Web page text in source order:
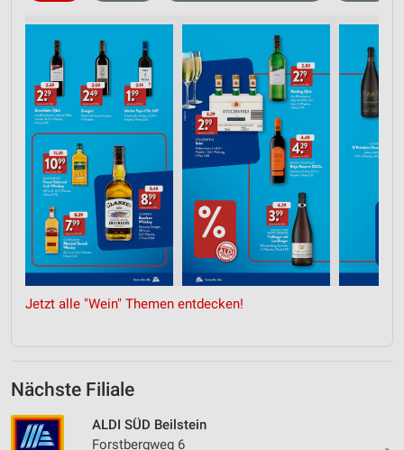
Jetzt alle "Wein" Themen entdecken!
Nächste Filiale
ALDI SÜD Beilstein
Forstbergweg 6